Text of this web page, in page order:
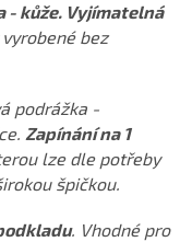
- kůže. Vyjímatelná
bez
podrážka -
Zapínání na 1
lze dle potřeby
špičkou.
. Vhodné pro